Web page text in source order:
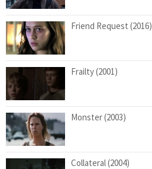
Friend Request (2016)
Frailty (2001)
Monster (2003)
Collateral (2004)